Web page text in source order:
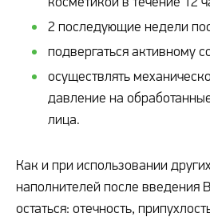
2 последующие недели
подвергаться активному
осуществлять
давление на
лица.
Как и при использовании
наполнителей после введения
остаться: отечность,